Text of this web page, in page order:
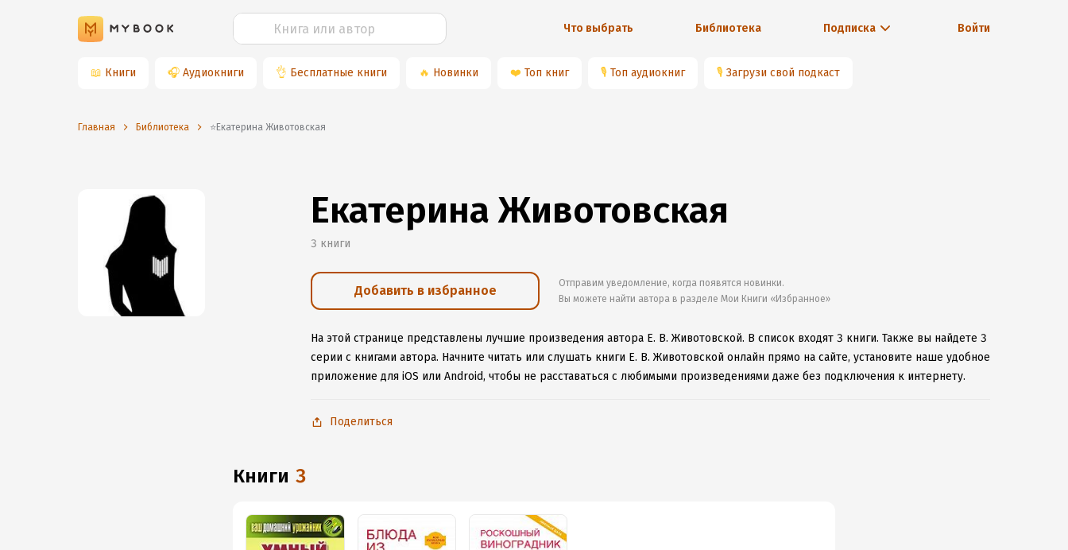
Что выбрать Библиотека Подписка Войти
📖 Книги 🎧 Аудиокниги 👌 Бесплатные книги 🔥 Новинки ❤️ Топ книг 🎙 Топ аудиокниг 🎙 Загрузи свой подкаст
Главная Библиотека ⭐️Екатерина Животовская
Екатерина Животовская
3 книги
Добавить в избранное
Отправим уведомление, когда появятся новинки.
Вы можете найти автора в разделе Мои Книги «Избранное»
На этой странице представлены лучшие произведения автора Е. В. Животовской. В список входят 3 книги. Также вы найдете 3
серии с книгами автора. Начните читать или слушать книги Е. В. Животовской онлайн прямо на сайте, установите наше удобное
приложение для iOS или Android, чтобы не расставаться с любимыми произведениями даже без подключения к интернету.
Поделиться
книги 3